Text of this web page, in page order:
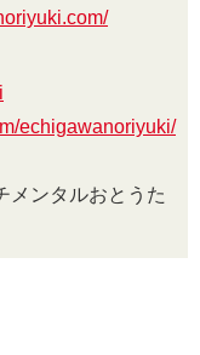
echigawanoriyuki/
メンタルおとうた